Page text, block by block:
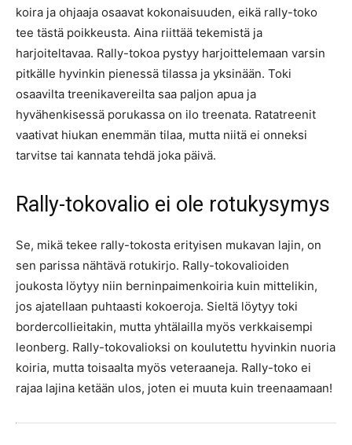
koira ja ohjaaja osaavat kokonaisuuden, eikä rally-toko
tee tästä poikkeusta. Aina riittää tekemistä ja
harjoiteltavaa. Rally-tokoa pystyy harjoittelemaan varsin
pitkälle hyvinkin pienessä tilassa ja yksinään. Toki
osaavilta treenikavereilta saa paljon apua ja
hyvähenkisessä porukassa on ilo treenata. Ratatreenit
vaativat hiukan enemmän tilaa, mutta niitä ei onneksi
tarvitse tai kannata tehdä joka päivä.
Rally-tokovalio ei ole rotukysymys
Se, mikä tekee rally-tokosta erityisen mukavan lajin, on
sen parissa nähtävä rotukirjo. Rally-tokovalioiden
joukosta löytyy niin berninpaimenkoiria kuin mittelikin,
jos ajatellaan puhtaasti kokoeroja. Sieltä löytyy toki
bordercollieitakin, mutta yhtälailla myös verkkaisempi
leonberg. Rally-tokovalioksi on koulutettu hyvinkin nuoria
koiria, mutta toisaalta myös veteraaneja. Rally-toko ei
rajaa lajina ketään ulos, joten ei muuta kuin treenaamaan!